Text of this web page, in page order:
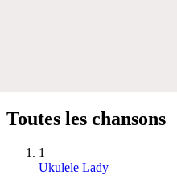
Toutes les chansons
1
Ukulele Lady